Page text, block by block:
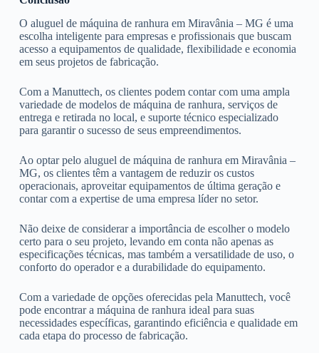
O aluguel de máquina de ranhura em Miravânia – MG é uma
escolha inteligente para empresas e profissionais que buscam
acesso a equipamentos de qualidade, flexibilidade e economia
em seus projetos de fabricação.
Com a Manuttech, os clientes podem contar com uma ampla
variedade de modelos de máquina de ranhura, serviços de
entrega e retirada no local, e suporte técnico especializado
para garantir o sucesso de seus empreendimentos.
Ao optar pelo aluguel de máquina de ranhura em Miravânia –
MG, os clientes têm a vantagem de reduzir os custos
operacionais, aproveitar equipamentos de última geração e
contar com a expertise de uma empresa líder no setor.
Não deixe de considerar a importância de escolher o modelo
certo para o seu projeto, levando em conta não apenas as
especificações técnicas, mas também a versatilidade de uso, o
conforto do operador e a durabilidade do equipamento.
Com a variedade de opções oferecidas pela Manuttech, você
pode encontrar a máquina de ranhura ideal para suas
necessidades específicas, garantindo eficiência e qualidade em
cada etapa do processo de fabricação.